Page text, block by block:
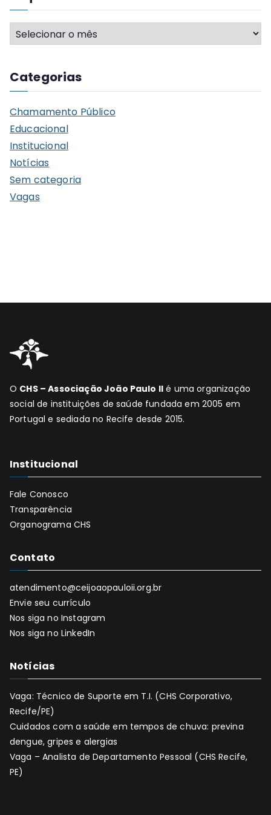
A
r
u
v
o
s
Categorias
Chamamento Público
Educacional
Institucional
Notícias
Sem categoria
Vagas
O CHS – Associação João Paulo II é uma organização
social de instituições de saúde fundada em 2005 em
Portugal e sediada no Recife desde 2015.
Institucional
Fale Conosco
Transparência
Organograma CHS
Contato
atendimento@ceijoaopauloii.org.br
Envie seu currículo
Nos siga no Instagram
Nos siga no LinkedIn
Notícias
Vaga: Técnico de Suporte em T.I. (CHS Corporativo,
Recife/PE)
Cuidados com a saúde em tempos de chuva: previna
dengue, gripes e alergias
Vaga – Analista de Departamento Pessoal (CHS Recife,
PE)